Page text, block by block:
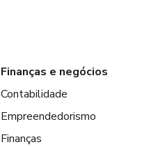
Finanças e negócios
Contabilidade
Empreendedorismo
Finanças